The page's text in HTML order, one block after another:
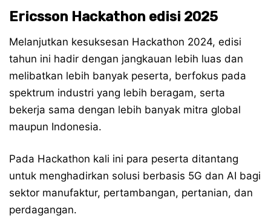
Ericsson Hackathon edisi 2025
Melanjutkan kesuksesan Hackathon 2024, edisi
tahun ini hadir dengan jangkauan lebih luas dan
melibatkan lebih banyak peserta, berfokus pada
spektrum industri yang lebih beragam, serta
bekerja sama dengan lebih banyak mitra global
maupun Indonesia.
Pada Hackathon kali ini para peserta ditantang
untuk menghadirkan solusi berbasis 5G dan AI bagi
sektor manufaktur, pertambangan, pertanian, dan
perdagangan.